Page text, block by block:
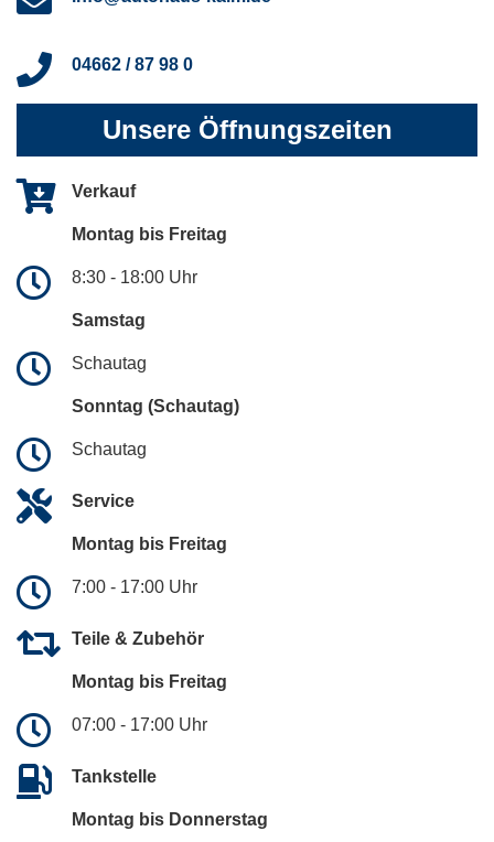
04662 / 87 98 0
Unsere Öffnungszeiten
Verkauf
Montag bis Freitag
8:30 - 18:00 Uhr
Samstag
Schautag
Sonntag (Schautag)
Schautag
Service
Montag bis Freitag
7:00 - 17:00 Uhr
Teile & Zubehör
Montag bis Freitag
07:00 - 17:00 Uhr
Tankstelle
Montag bis Donnerstag